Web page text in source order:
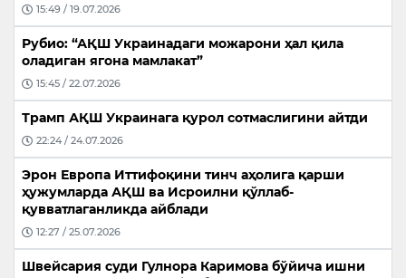
15:49 / 19.07.2026
Рубио: “АҚШ Украинадаги можарони ҳал қила
оладиган ягона мамлакат”
15:45 / 22.07.2026
Трамп АҚШ Украинага қурол сотмаслигини айтди
22:24 / 24.07.2026
Эрон Европа Иттифоқини тинч аҳолига қарши
ҳужумларда АҚШ ва Исроилни қўллаб-
қувватлаганликда айблади
12:27 / 25.07.2026
Швейсария суди Гулнора Каримова бўйича ишни